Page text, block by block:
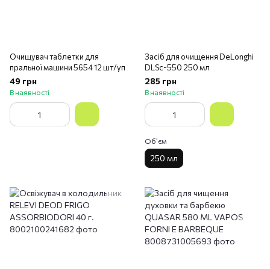
Очищувач таблетки для
пральної машини 5654 12 шт/уп
49 грн
В наявності
Засіб для очищення DeLonghi
DLSс-550 250 мл
285 грн
В наявності
Обʼєм
250 мл